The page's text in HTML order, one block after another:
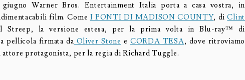
Warner Bros. Entertainment Italia porta a casa vostra, in
film. Come I PONTI DI MADISON COUNTY, diClint
Streep, la versione estesa, per la prima volta in Blu-ray™ di
pellicola firmata da Oliver Stone e CORDA TESA, dove ritroviamo
protagonista, per la regia di Richard Tuggle.